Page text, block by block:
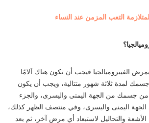
الفيبروميالجيا فيجب أن تكون هناك آلامًا
لمدة ثلاثة شهور متتالية، ويجب أن يكون
من جسمك من الجهة اليمنى واليسرى، والجزء
اليمنى واليسرى، وفي منتصف الظهر كذلك،
والتحاليل لاستبعاد أي مرض آخر، ثم بعد